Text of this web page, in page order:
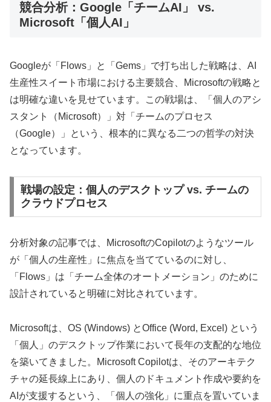
競合分析：Google「チームAI」 vs.
Microsoft「個人AI」
Googleが「Flows」と「Gems」で打ち出した戦略は、AI
生産性スイート市場における主要競合、Microsoftの戦略と
は明確な違いを見せています。この戦場は、「個人のアシ
スタント（Microsoft）」対「チームのプロセス
（Google）」という、根本的に異なる二つの哲学の対決
となっています。
戦場の設定：個人のデスクトップ vs. チームの
クラウドプロセス
分析対象の記事では、MicrosoftのCopilotのようなツール
が「個人の生産性」に焦点を当てているのに対し、
「Flows」は「チーム全体のオートメーション」のために
設計されていると明確に対比されています。
Microsoftは、OS (Windows) とOffice (Word, Excel) という
「個人」のデスクトップ作業において長年の支配的な地位
を築いてきました。Microsoft Copilotは、そのアーキテク
チャの延長線上にあり、個人のドキュメント作成や要約を
AIが支援するという、「個人の強化」に重点を置いていま